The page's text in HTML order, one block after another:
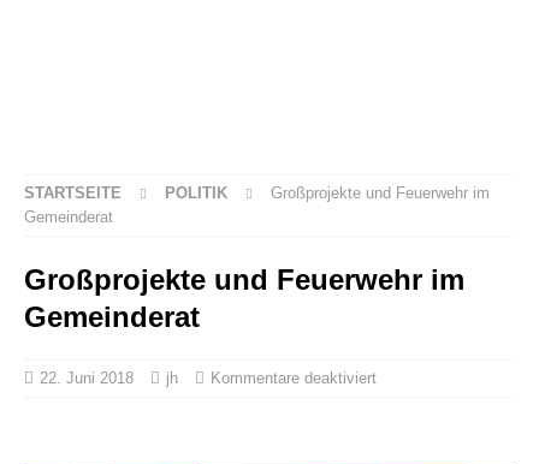
STARTSEITE POLITIK
Großprojekte und Feuerwehr im
Gemeinderat
Großprojekte und Feuerwehr im
Gemeinderat
22. Juni 2018 jh Kommentare deaktiviert